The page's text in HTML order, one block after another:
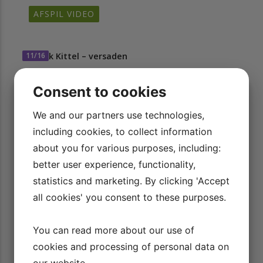
AFSPIL VIDEO
11/16
Patrik Kittel – versaden
12/16
Patrik Kittel – nakkens position
AFSPIL VIDEO
13/16
Patrk Kittel - ro på den spændte hest i
opvarmningen
Consent to cookies
We and our partners use technologies,
including cookies, to collect information
about you for various purposes, including:
better user experience, functionality,
statistics and marketing. By clicking 'Accept
all cookies' you consent to these purposes.
You can read more about our use of
cookies and processing of personal data on